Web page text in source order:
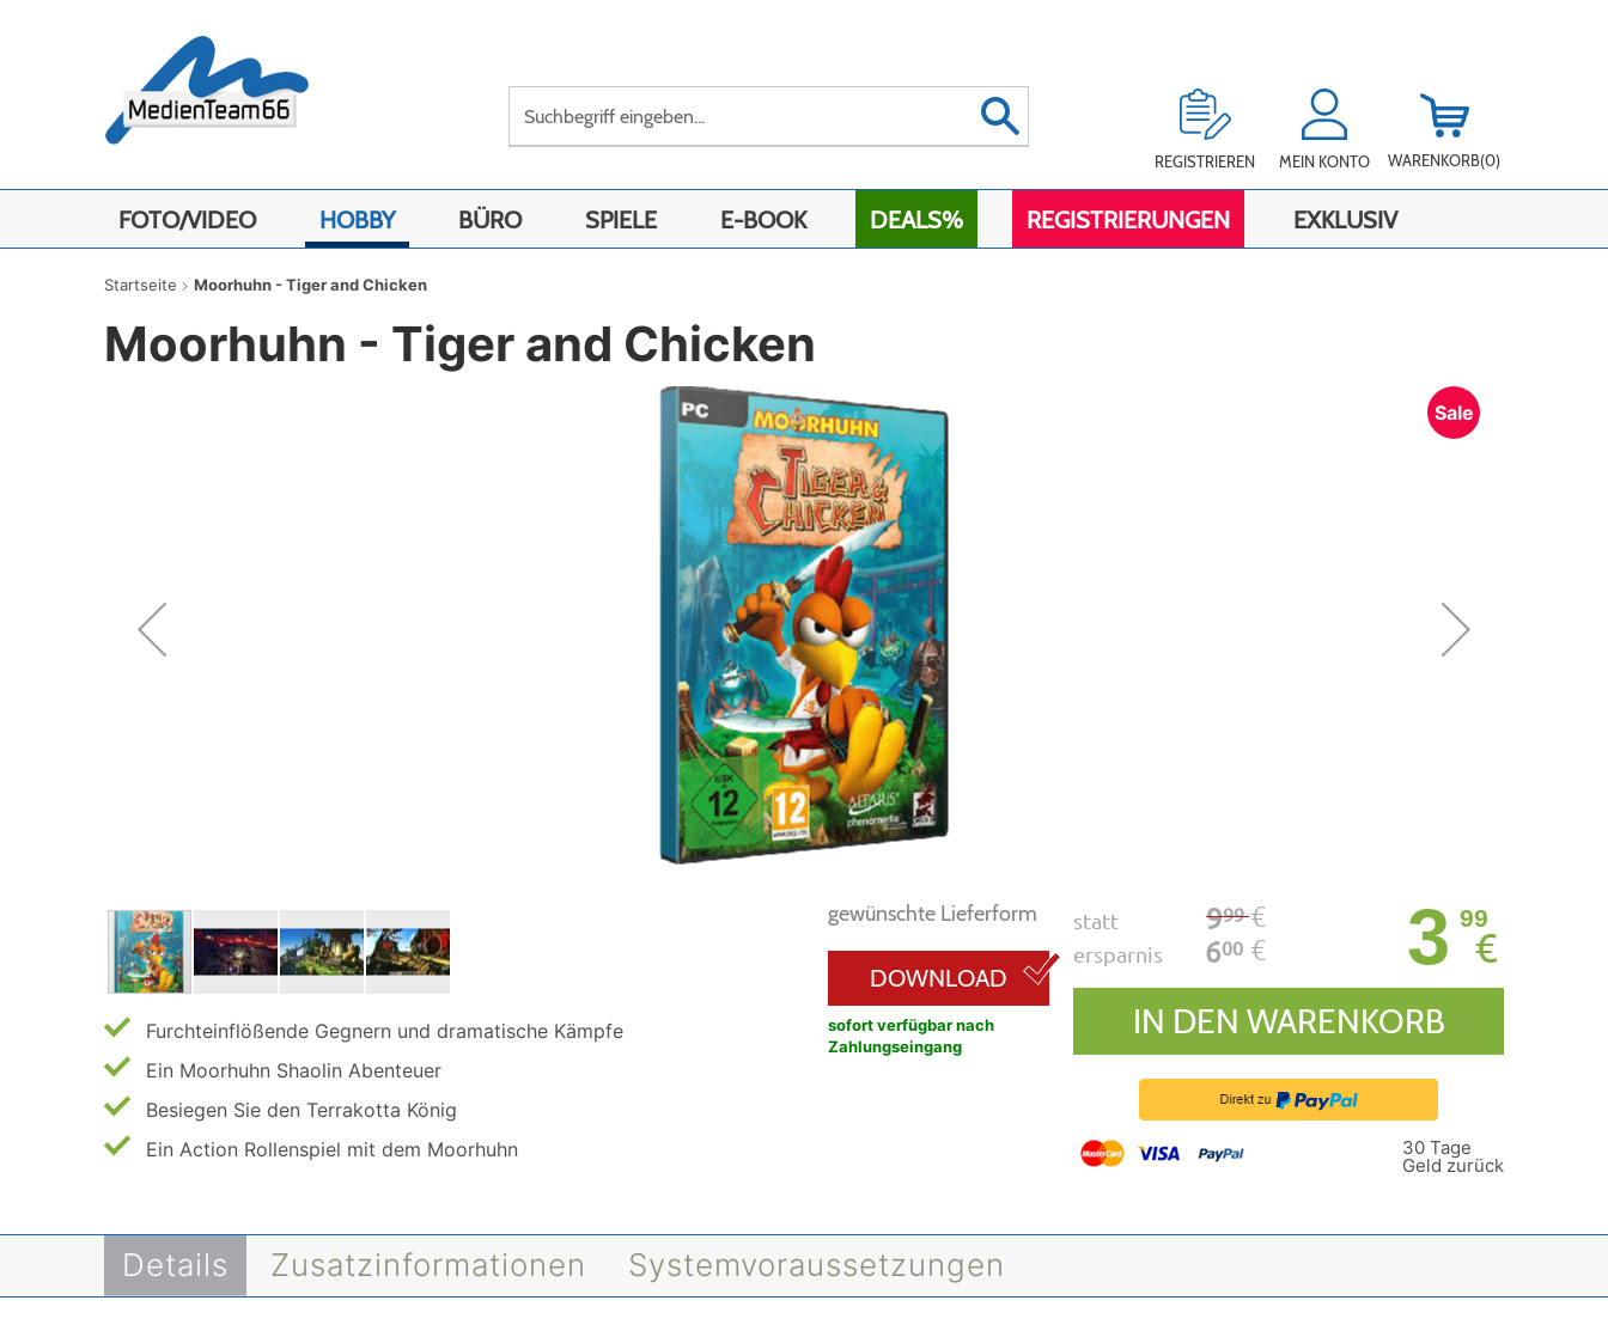
WARENKORB(0)
MEIN KONTO
REGISTRIEREN
FOTO/VIDEO HOBBY BÜRO SPIELE E-BOOK DEALS% REGISTRIERUNGEN EXKLUSIV
Startseite Moorhuhn - Tiger and Chicken
Moorhuhn - Tiger and Chicken
Furchteinflößende Gegnern und dramatische Kämpfe
Ein Moorhuhn Shaolin Abenteuer
Besiegen Sie den Terrakotta König
Ein Action Rollenspiel mit dem Moorhuhn
gewünschte Lieferform
DOWNLOAD
sofort verfügbar nach
Zahlungseingang
statt 999€
ersparnis 600 € 3 99
€
IN DEN WARENKORB
30 Tage
Geld zurück
Sale
Details Zusatzinformationen Systemvoraussetzungen